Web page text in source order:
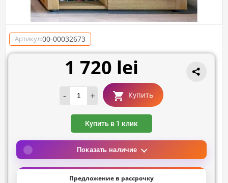
Артикул:00-00032673
1 720 lei
- + Купить
Купить в 1 клик
Показать наличие
Предложение в рассрочку